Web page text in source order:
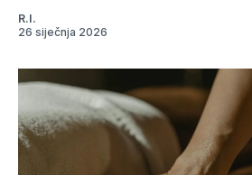
R.I.
26 siječnja 2026